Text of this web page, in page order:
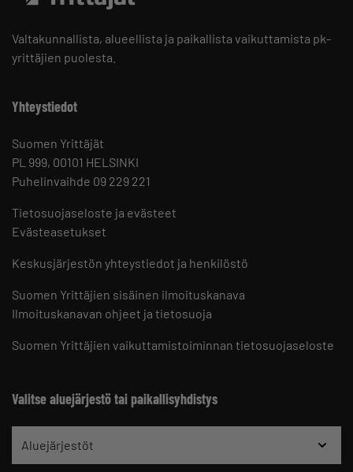
Valtakunnallista, alueellista ja paikallista vaikuttamista pk-
yrittäjien puolesta.
Yhteystiedot
Suomen Yrittäjät
PL 999, 00101 HELSINKI
Puhelinvaihde 09 229 221
Tietosuojaseloste ja evästeet
Evästeasetukset
Keskusjärjestön yhteystiedot ja henkilöstö
Suomen Yrittäjien sisäinen ilmoituskanava
Ilmoituskanavan ohjeet ja tietosuoja
Suomen Yrittäjien vaikuttamistoiminnan tietosuojaseloste
Valitse aluejärjestö tai paikallisyhdistys
Aluejärjestöt